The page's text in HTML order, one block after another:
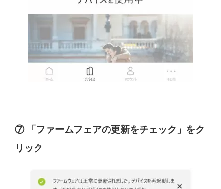
⑦ 「ファームフェアの更新をチェック」をク
リック